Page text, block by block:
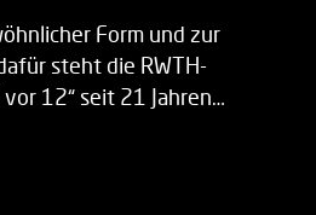
Form und zur
steht die RWTH-
12“ seit 21 Jahren…